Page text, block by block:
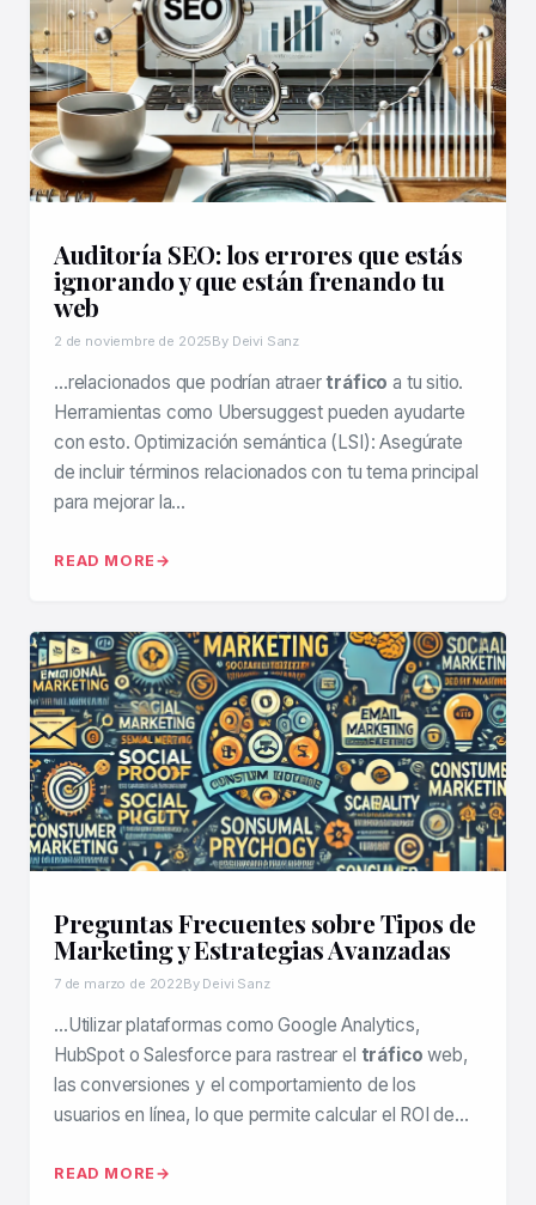
Auditoría SEO: los errores que estás
ignorando y que están frenando tu
web
2 de noviembre de 2025By Deivi Sanz
…relacionados que podrían atraer tráfico a tu sitio.
Herramientas como Ubersuggest pueden ayudarte
con esto. Optimización semántica (LSI): Asegúrate
de incluir términos relacionados con tu tema principal
para mejorar la…
READ MORE
Preguntas Frecuentes sobre Tipos de
Marketing y Estrategias Avanzadas
7 de marzo de 2022By Deivi Sanz
…Utilizar plataformas como Google Analytics,
HubSpot o Salesforce para rastrear el tráfico web,
las conversiones y el comportamiento de los
usuarios en línea, lo que permite calcular el ROI de…
READ MORE